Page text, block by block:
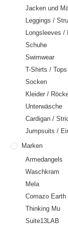
Jacken und
Leggings /
Longsleeves /
Schuhe
Swimwear
T-Shirts / Tops
Socken
Kleider /
Unterwäsche
Cardigan /
Jumpsuits /
Marken
Armedangels
Waschkram
Mela
Comazo Earth
Thinking Mu
Suite13LAB